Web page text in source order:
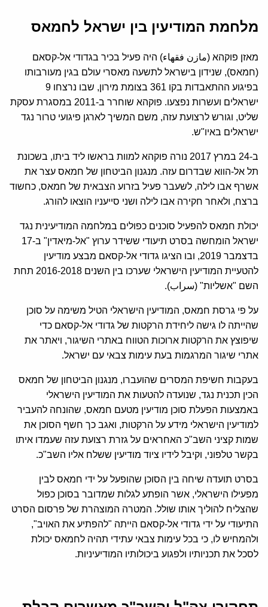
מלחמת המודיעין בין ישראל לחמאס
מאזן פוקהא (مازن فقهاء) היה פעיל בכיר בגדודי אל-קסאם
(חמאס), שנידון בישראל לתשעה מאסרי עולם בגין מעורבותו
בפיגוע ההתאבדות בקו 361 בצומת מירון, שבו נרצחו 9
ישראלים ועשרות נפצעו. פוקהא שוחרר ב-2011 במסגרת עסקת
שליט, וגורש לרצועת עזה, משם המשיך לארגן פיגועי טרור נגד
ישראלים באיו"ש.
ב-24 במרץ 2017 נורה פוקהא למוות בראשו ליד ביתו, בשכונת
תל אל-הווא שבדרום עזה. מנגנון הביטחון של חמאס עצר את
אשרף אבו לילה, לשעבר פעיל בזרוע הצבאית של חמאס, כחשוד
ברצח, ולאחר חקירה אבו לילה ושני סייעניו הוצאו להורג.
יכולת חמאס להפעיל סוכנים כפולים במלחמה המודיעינית נגד
ישראל הומחשה בסרט תיעודי ששידר ערוץ "אל-מיאדין" ב-17
בדצמבר 2019, ובו הציגו גדודי אל-קסאם מבצע מודיעין
להטעיית המודיעין הישראלי שערכו בין השנים 2016-2018 תחת
השם "אשליות" (سراب).
על פי גרסת חמאס, המודיעין הישראלי הטיל משימה על סוכן
שהייתה לו גישה ליחידת הרקטות של גדודי אל-קסאם כדי
שיפוצץ את הרקטות ארוכות הטווח באתרי השיגור, ויאתר את
אתרי שיגור המרגמות בעת עימות צבאי עם ישראל.
בעקבות חשיפת המסרים שהועברו, מנגנון הביטחון של חמאס
הכין תכנית נגד, שנועדה להטעות את המודיעין הישראלי
באמצעות הפעלת סוכן מודיעין מטעם חמאס, שהונחה להעביר
למודיעין הישראלי מידע על הרקטות, ואגב כך חשף הסוכן את
שמות קציני השב"כ האחראים על גזרת רצועת עזה שעמדו איתו
בקשר טלפוני, וקיבל לידיו ציוד מודיעין ששלח אליו השב"כ.
בסרט תועדה שיחה בין הסוכן שהופעל על ידי חמאס לבין
מפעילו הישראלי, אשר הופתע לגלות שמדובר בסוכן כפול
שהצליח להוליך אותו שולל. המטרה המוצהרת של פרסום הסרט
התיעודי על ידי גדודי אל-קסאם הייתה "להפתיע את האויב",
ולהמחיש לו, כי בכל עימות צבאי עתידי תהיה לחמאס יכולת
לסכל את תכניותיו ולפגוע ביכולותיו המודיעיניות.